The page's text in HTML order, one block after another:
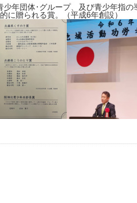
少年団体･グループ、及び青少年指
に贈られる賞。（平成6年創設）